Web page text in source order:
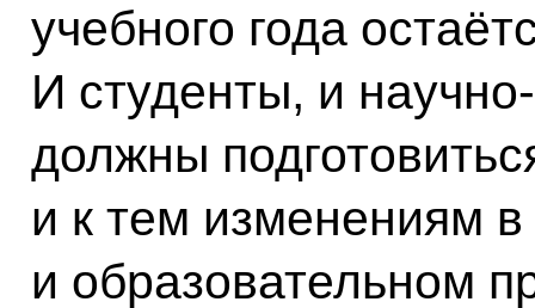
учебного года
И студенты, и
должны
и к тем изменениям
и образовательном